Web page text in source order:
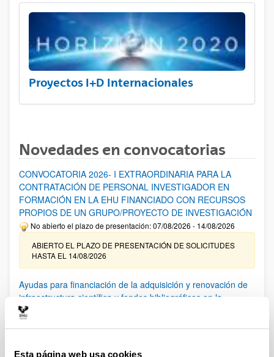
Esta página web usa cookies
Proyectos I+D Internacionales
Novedades en convocatorias
CONVOCATORIA 2026- I EXTRAORDINARIA PARA LA
CONTRATACIÓN DE PERSONAL INVESTIGADOR EN
FORMACIÓN EN LA EHU FINANCIADO CON RECURSOS
PROPIOS DE UN GRUPO/PROYECTO DE INVESTIGACIÓN
No abierto el plazo de presentación: 07/08/2026 - 14/08/2026
ABIERTO EL PLAZO DE PRESENTACIÓN DE SOLICITUDES
HASTA EL 14/08/2026
Ayudas para financiación de la adquisición y renovación de
infraestructura científica y fondos bibliográficos en la
UPV/EHU 2026
solicitudes admitidas y excluidas. 23/03/2026: Relación